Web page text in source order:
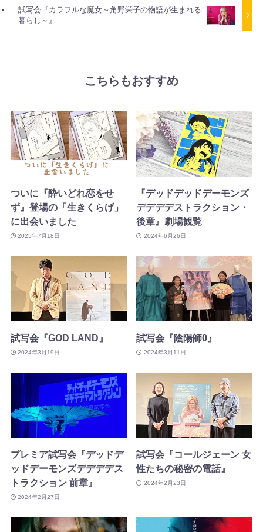
試写会『カラフルな魔女～角野栄子の物語が生まれる
暮らし～』
こちらもおすすめ
ついに『酔いどれ恋をせ
ず』登場の「生きくらげ」
に出会いました
2025年7月18日
『デッドデッドデーモンズ
デデデデストラクション・
後章』劇場観覧
2024年6月26日
試写会『GOD LAND』
2024年3月19日
試写会『陰陽師0』
2024年3月11日
プレミア試写会『デッドデ
ッドデーモンズデデデデス
トラクション 前章』
2024年2月27日
試写会『コールジェーン 女
性たちの秘密の電話』
2024年2月23日